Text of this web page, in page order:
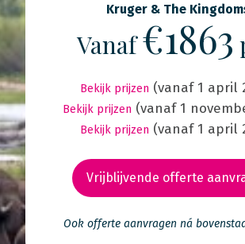
Kruger & The
Vanaf€1863
Bekijk prijzen (vanaf 1 april
Bekijk prijzen (vanaf 1
Bekijk prijzen (vanaf 1 april
Vrijblijvende offerte
Ook offerte aanvragen ná